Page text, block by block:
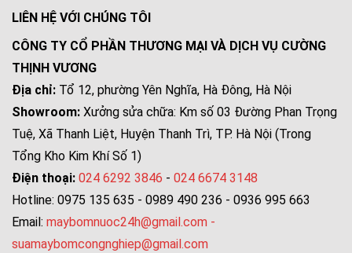
LIÊN HỆ VỚI CHÚNG TÔI
CÔNG TY CỔ PHẦN THƯƠNG MẠI VÀ DỊCH VỤ CƯỜNG
THỊNH VƯƠNG
Địa chỉ: Tổ 12, phường Yên Nghĩa, Hà Đông, Hà Nội
Showroom: Xưởng sửa chữa: Km số 03 Đường Phan Trọng
Tuệ, Xã Thanh Liệt, Huyện Thanh Trì, TP. Hà Nội (Trong
Tổng Kho Kim Khí Số 1)
Điện thoại: 024 6292 3846 - 024 6674 3148
Hotline: 0975 135 635 - 0989 490 236 - 0936 995 663
Email: maybomnuoc24h@gmail.com -
suamaybomcongnghiep@gmail.com